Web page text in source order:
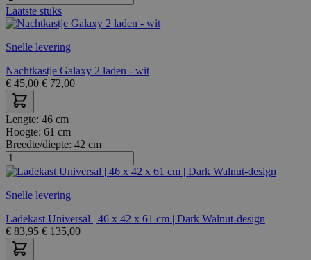
Laatste stuks
Snelle levering
Nachtkastje Galaxy 2 laden - wit
€ 45,00 € 72,00
Lengte: 46 cm
Hoogte: 61 cm
Breedte/diepte: 42 cm
Snelle levering
Ladekast Universal | 46 x 42 x 61 cm | Dark Walnut-design
€ 83,95 € 135,00